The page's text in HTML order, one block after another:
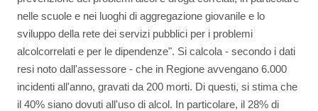
nelle scuole e nei luoghi di aggregazione giovanile e lo
sviluppo della rete dei servizi pubblici per i problemi
alcolcorrelati e per le dipendenze". Si calcola - secondo i dati
resi noto dall'assessore - che in Regione avvengano 6.000
incidenti all'anno, gravati da 200 morti. Di questi, si stima che
il 40% siano dovuti all'uso di alcol. In particolare, il 28% di